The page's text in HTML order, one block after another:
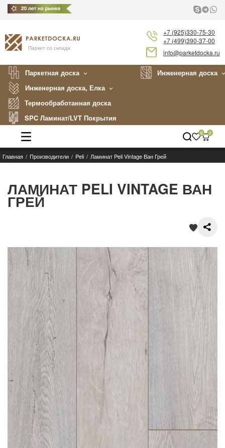
Паркет со склада
+7 (925)330-75-30
+7 (499)390-37-00
info@parketdocka.ru
Паркетная доска
Инженерная доска
Инженерная доска, Елка
Термообработанная доска
SPC Ламинат/LVT Покрытия
Каталог
Укладка
Покупателям
Акции
Контакты
0 0
Главная Производители Peli Ламинат Peli Vintage Ван Грей
ЛАМИНАТ PELI VINTAGE ВАН
ГРЕЙ